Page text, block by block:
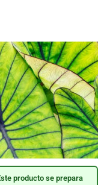
producto se prepara